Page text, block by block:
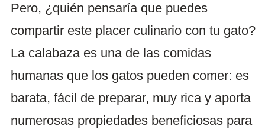
Pero, ¿quién pensaría que puedes
compartir este placer culinario con tu gato?
La calabaza es una de las comidas
humanas que los gatos pueden comer: es
barata, fácil de preparar, muy rica y aporta
numerosas propiedades beneficiosas para